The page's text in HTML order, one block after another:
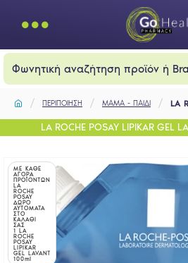
ΠΕΡΙΠΟΙΗΣΗ ΜΑΜΑ - ΠΑΙΔΙ LA
LA ROCHE POSAY LIPIKAR GEL
ΜΕ ΚΑΘΕ
ΑΓΟΡΑ
ΠΡΟΪΟΝΤΩΝ
LA
ROCHE
POSAY
ΔΩΡΟ
ΑΥΤΟΜΑΤΑ
ΣΤΟ
ΚΑΛΑΘΙ
ΣΑΣ
1 LA
ROCHE
POSAY
LIPIKAR
GEL LAVANT
100ml